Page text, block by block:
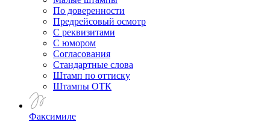
По доверенности
Предрейсовый осмотр
С реквизитами
С юмором
Согласования
Стандартные слова
Штамп по оттиску
Штампы ОТК
Факсимиле